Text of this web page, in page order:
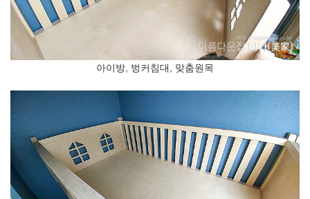
아이방, 벙커침대, 맞춤원목